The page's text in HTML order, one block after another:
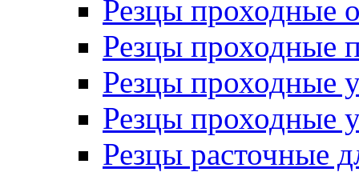
Резцы проходные
Резцы проходные
Резцы проходные
Резцы проходные
Резцы расточные